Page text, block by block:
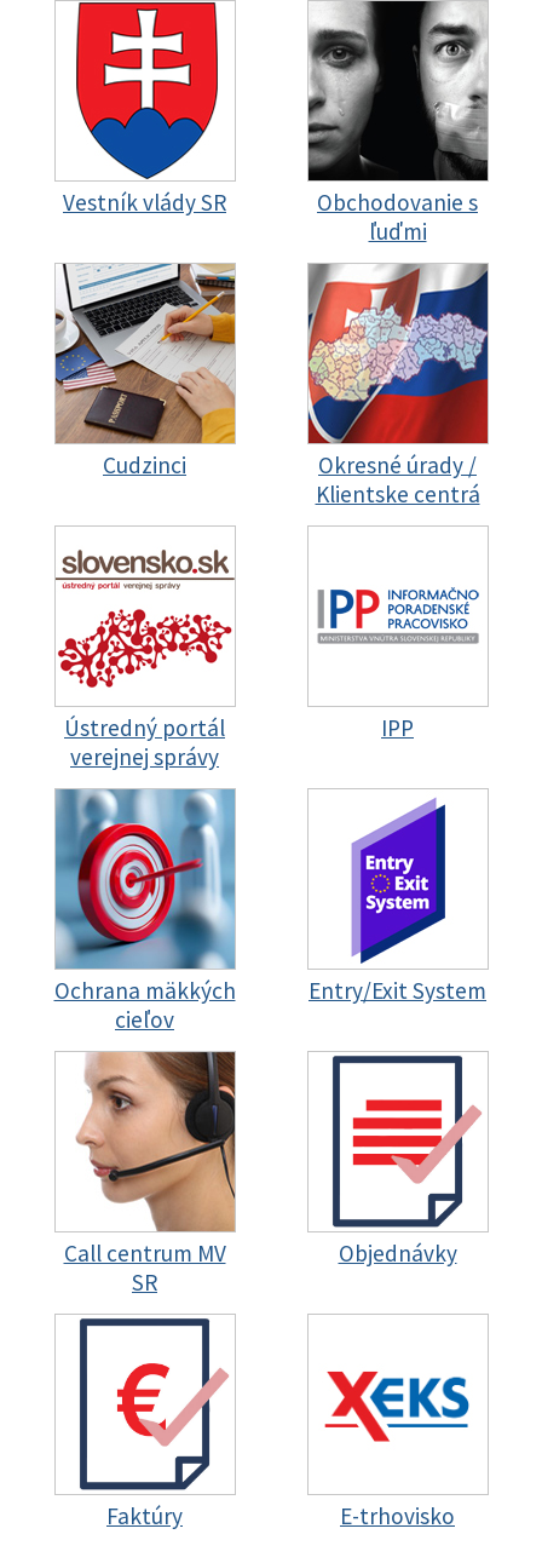
Vestník vlády SR
Obchodovanie s
ľuďmi
Cudzinci
Okresné úrady /
Klientske centrá
Ústredný portál
verejnej správy
IPP
Ochrana mäkkých
cieľov
Entry/Exit System
Call centrum MV
SR
Objednávky
Faktúry E-trhovisko